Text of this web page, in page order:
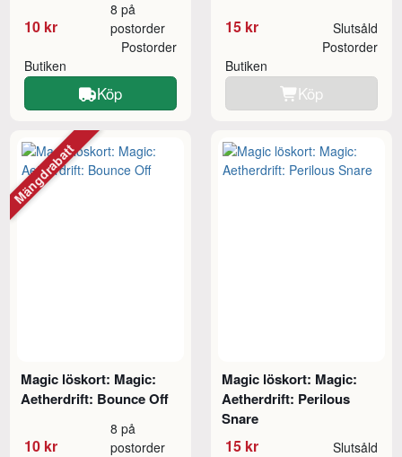
10 kr
8 på
postorder
Butiken
Postorder
Köp
15 kr Slutsåld
Butiken
Postorder
Köp
Magic löskort: Magic:
Aetherdrift: Bounce Off
10 kr
8 på
postorder
Mängdrabatt
Magic löskort: Magic:
Aetherdrift: Perilous
Snare
15 kr Slutsåld